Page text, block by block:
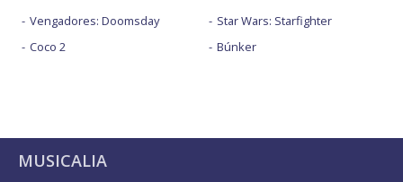
Vengadores: Doomsday
Coco 2
Star Wars: Starfighter
Búnker
MUSICALIA